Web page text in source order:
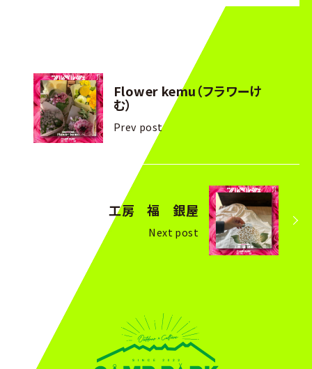
Flower kemu（フラワーけ
む）
Prev post
工房 福 銀屋
Next post